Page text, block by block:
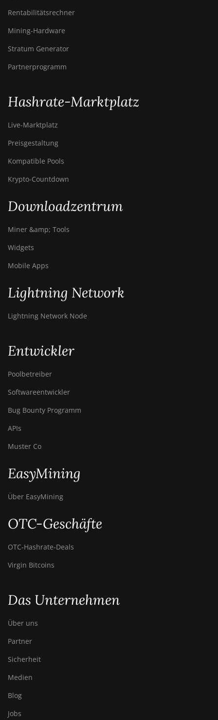
Rentabilitätsrechner
Mining-Hardware
Stratum Generator
Partnerprogramm
Hashrate-Marktplatz
Live-Marktplatz
Preisgestaltung
Kompatible Pools
Krypto-Countdown
Downloadzentrum
Miner &amp; Tools
Widgets
Mobile Apps
Lightning Network
Lightning Network Node
Entwickler
Poolbetreiber
Softwareentwickler
Bug Bounty Programm
APIs
Muster Co
EasyMining
Über EasyMining
OTC-Geschäfte
OTC‑Hashrate‑Deals
Virgin Bitcoins
Das Unternehmen
Über uns
Partner
Sicherheit
Medien
Blog
Jobs